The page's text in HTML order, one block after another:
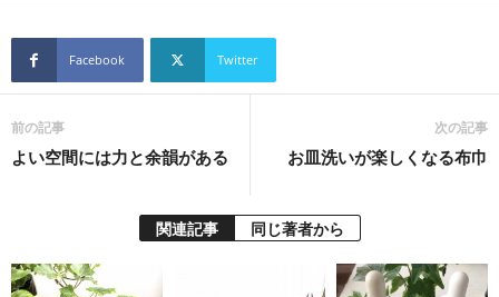
Facebook Twitter
前の記事
よい空間には力と余韻がある
次の記事
お皿洗いが楽しくなる布巾
関連記事 同じ著者から